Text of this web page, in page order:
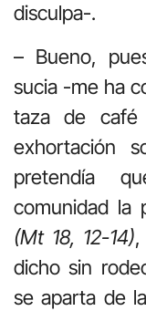
disculpa-.
– Bueno,
sucia -me ha
taza de
exhortación
pretendía
comunidad la
(Mt 18, 12-14),
dicho sin
se aparta de